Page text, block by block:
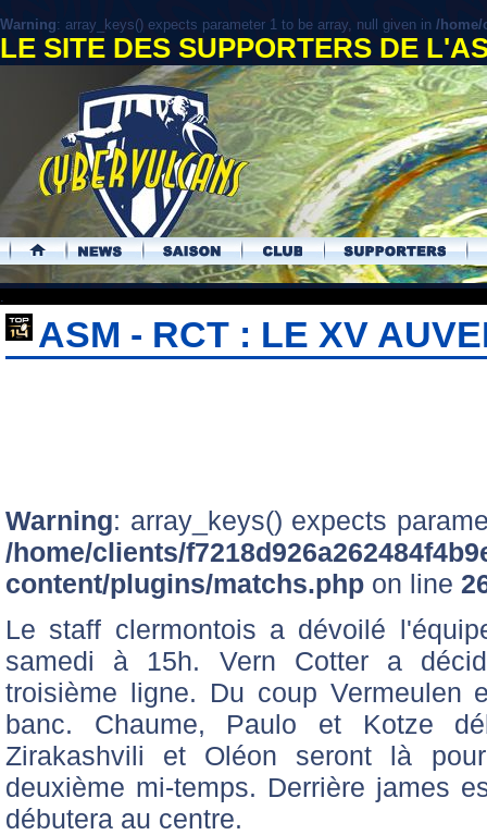
Warning: array_keys() expects parameter 1 to be array, null given in /home/
LE SITE DES SUPPORTERS DE
.
ASM - RCT : LE XV
Warning: array_keys() expects
/home/clients/
content/plugins/matchs.php on line
Le staff clermontois a dévoilé
samedi à 15h. Vern Cotter a
troisième ligne. Du coup Vermeulen
banc. Chaume, Paulo et Kotze
Zirakashvili et Oléon seront là
deuxième mi-temps. Derrière james
débutera au centre.